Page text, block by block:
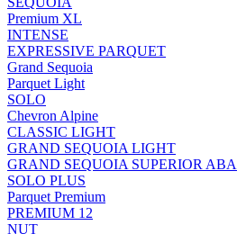
Premium XL
INTENSE
EXPRESSIVE PARQUET
Grand Sequoia
Parquet Light
SOLO
Chevron Alpine
CLASSIC LIGHT
GRAND SEQUOIA LIGHT
GRAND SEQUOIA SUPERIOR ABA
SOLO PLUS
Parquet Premium
PREMIUM 12
NUT